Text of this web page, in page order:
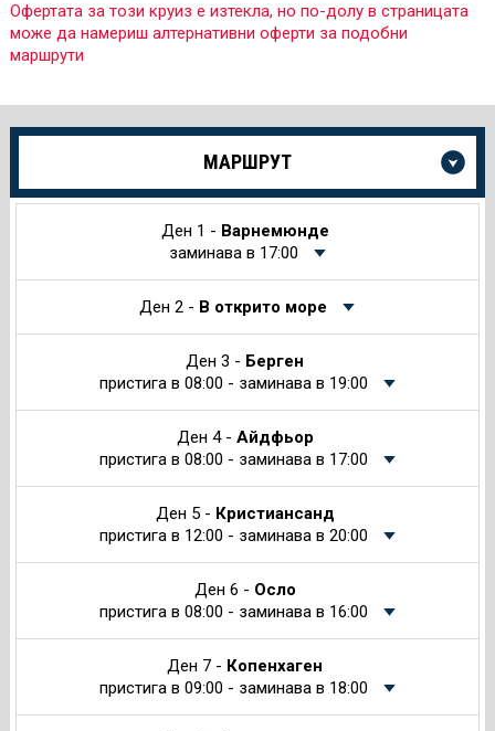
Офертата за този круиз е изтекла, но по-долу в страницата
може да намериш алтернативни оферти за подобни
маршрути
Още
за
МАРШРУТ
Ден 1 - Варнемюнде
заминава в 17:00
Ден 2 - В открито море
Ден 3 - Берген
пристига в 08:00 - заминава в 19:00
Ден 4 - Айдфьор
пристига в 08:00 - заминава в 17:00
Ден 5 - Кристиансанд
пристига в 12:00 - заминава в 20:00
Ден 6 - Осло
пристига в 08:00 - заминава в 16:00
Ден 7 - Копенхаген
пристига в 09:00 - заминава в 18:00